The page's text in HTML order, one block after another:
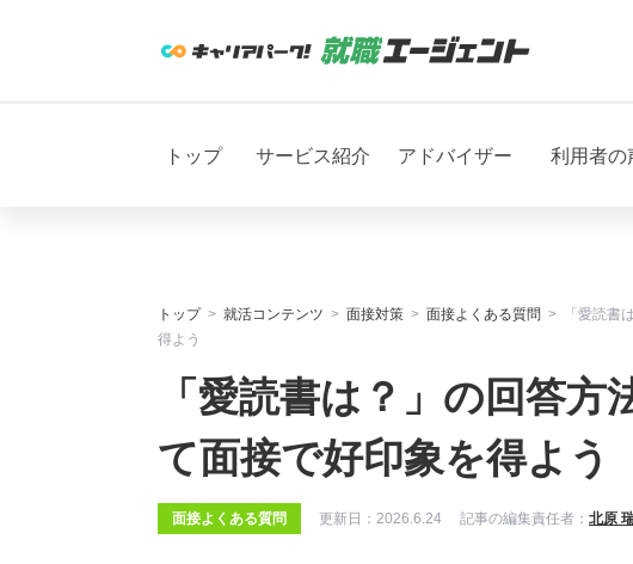
トップ サービス紹介 アドバイザー 利用者の
トップ 就活コンテンツ 面接対策 面接よくある質問
「愛読書
得よう
「愛読書は？」の回答方
て面接で好印象を得よう
面接よくある質問 更新日： 2026.6.24 記事の編集責任者： 北原